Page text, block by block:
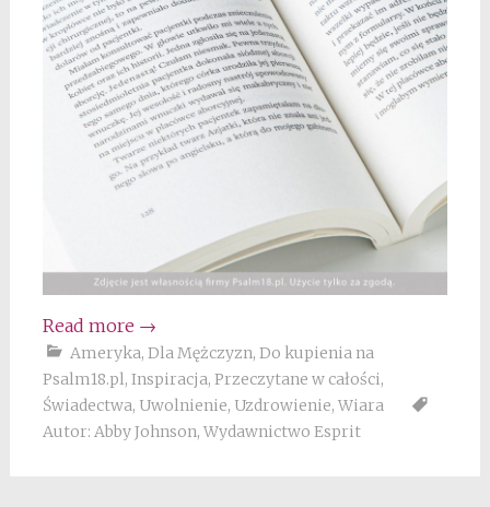
Read more →
Ameryka, Dla Mężczyzn, Do kupienia na
Psalm18.pl, Inspiracja, Przeczytane w całości,
Świadectwa, Uwolnienie, Uzdrowienie, Wiara
Autor: Abby Johnson, Wydawnictwo Esprit